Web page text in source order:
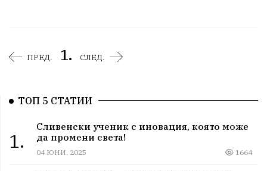
ПРЕД. 1. СЛЕД.
ТОП 5 СТАТИИ
1.
Сливенски ученик с иновация, която може
да промени света!
04 ЮНИ, 2025 1664